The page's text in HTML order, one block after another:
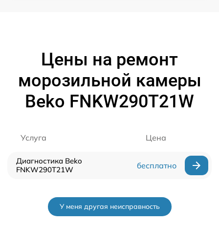
Цены на ремонт
морозильной камеры
Beko FNKW290T21W
Услуга Цена
Диагностика Beko
FNKW290T21W
бесплатно
У меня другая неисправность